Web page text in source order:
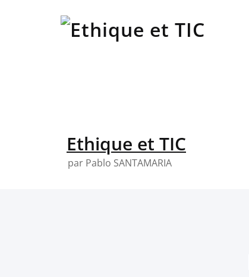
Ethique et TIC
par Pablo SANTAMARIA